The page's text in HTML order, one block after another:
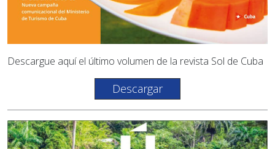
Descargue aquí el último volumen de la revista Sol de Cuba
Descargar